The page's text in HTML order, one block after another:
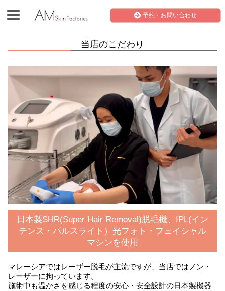
予約・お問い合わせ
当店のこだわり
日本製SHR(Super Hair Removal)脱毛機、IPL(イン
テンス・パルスライト）光フォト・フェイシャル
マシンを使用
マレーシアではレーザー脱毛が主流ですが、当店ではノン・
レーザーに拘っています。
施術中も温かさを感じる程度の安心・安全設計の日本製機器